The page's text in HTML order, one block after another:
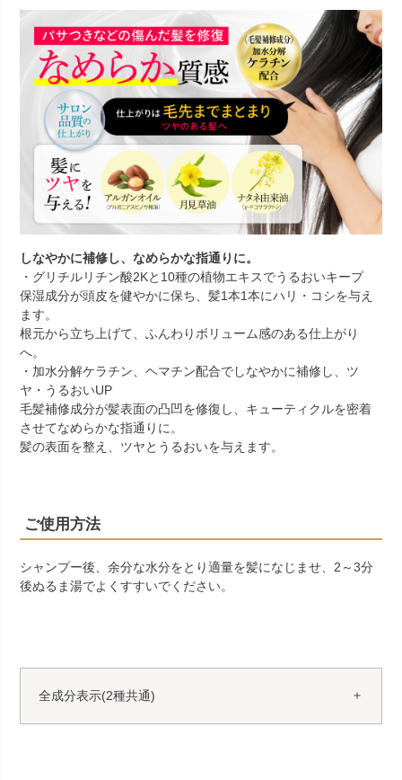
しなやかに補修し、なめらかな指通りに。
・グリチルリチン酸2Kと10種の植物エキスでうるおいキープ
保湿成分が頭皮を健やかに保ち、髪1本1本にハリ・コシを与え
ます。
根元から立ち上げて、ふんわりボリューム感のある仕上がり
へ。
・加水分解ケラチン、ヘマチン配合でしなやかに補修し、ツ
ヤ・うるおいUP
毛髪補修成分が髪表面の凸凹を修復し、キューティクルを密着
させてなめらかな指通りに。
髪の表面を整え、ツヤとうるおいを与えます。
ご使用方法
シャンプー後、余分な水分をとり適量を髪になじませ、2～3分
後ぬるま湯でよくすすいでください。
全成分表示(2種共通)